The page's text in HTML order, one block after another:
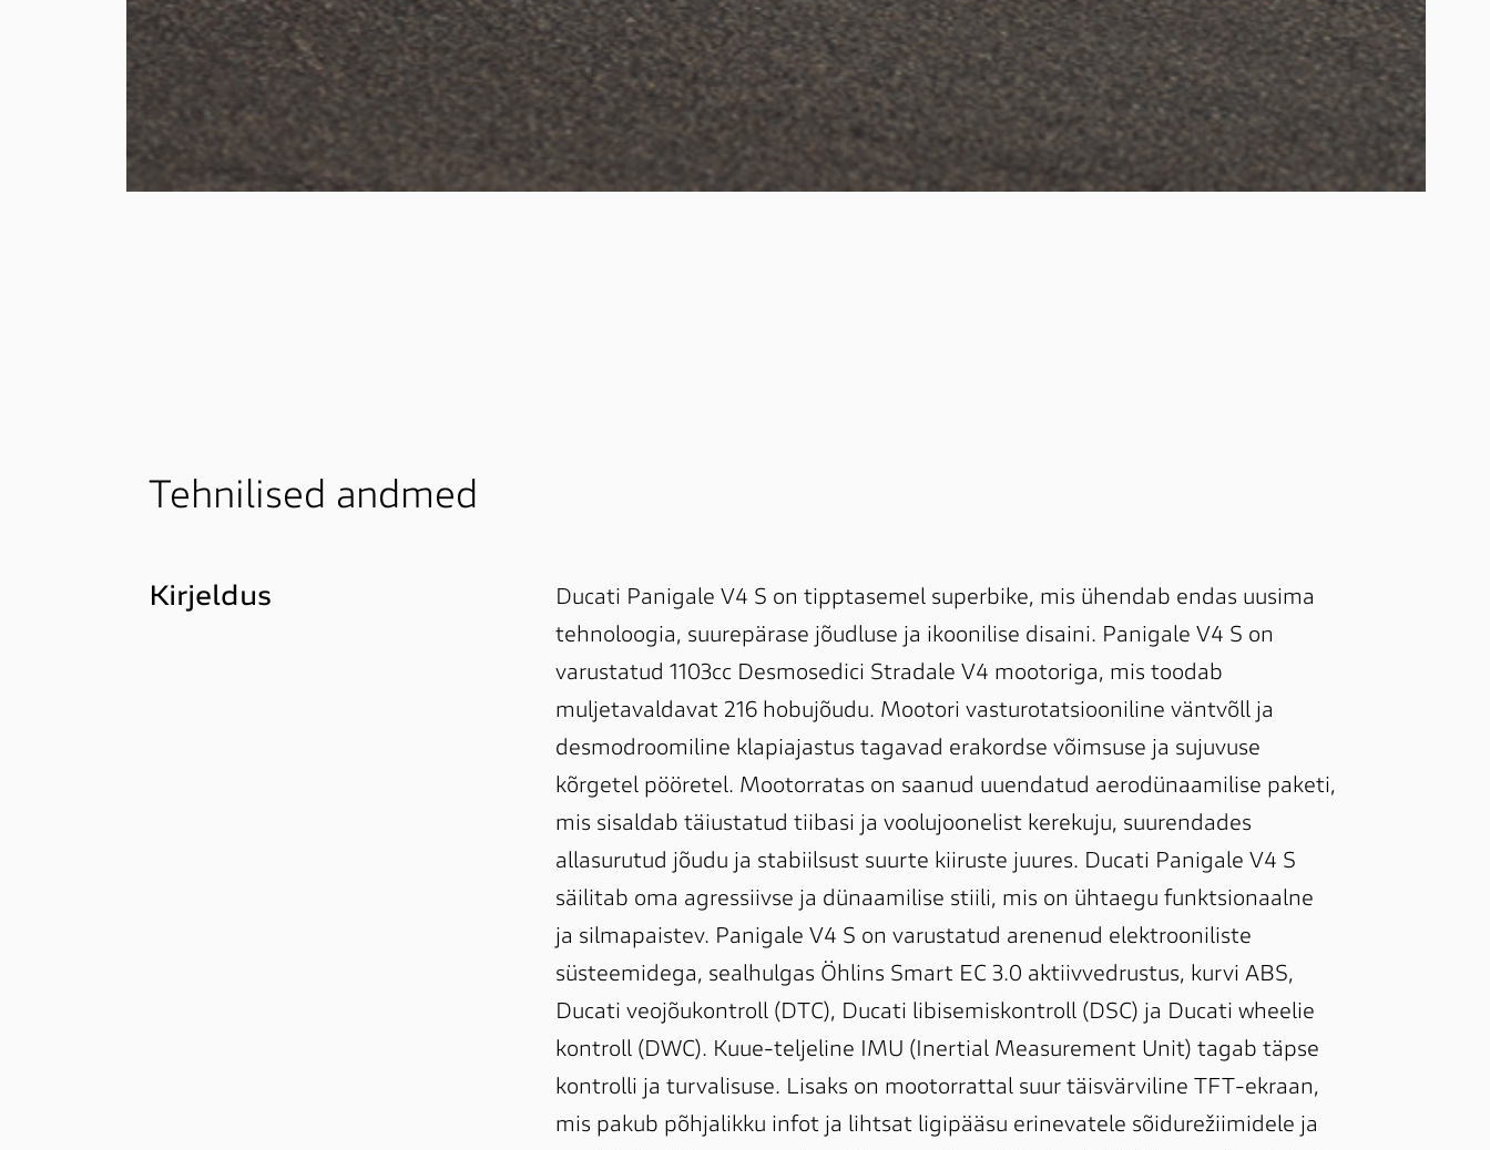
Tehnilised andmed
Kirjeldus
Ducati Panigale V4 S on tipptasemel superbike, mis ühendab endas uusima
tehnoloogia, suurepärase jõudluse ja ikoonilise disaini. Panigale V4 S on
varustatud 1103cc Desmosedici Stradale V4 mootoriga, mis toodab
muljetavaldavat 216 hobujõudu. Mootori vasturotatsiooniline väntvõll ja
desmodroomiline klapiajastus tagavad erakordse võimsuse ja sujuvuse
kõrgetel pööretel. Mootorratas on saanud uuendatud aerodünaamilise paketi,
mis sisaldab täiustatud tiibasi ja voolujoonelist kerekuju, suurendades
allasurutud jõudu ja stabiilsust suurte kiiruste juures. Ducati Panigale V4 S
säilitab oma agressiivse ja dünaamilise stiili, mis on ühtaegu funktsionaalne
ja silmapaistev. Panigale V4 S on varustatud arenenud elektrooniliste
süsteemidega, sealhulgas Öhlins Smart EC 3.0 aktiivvedrustus, kurvi ABS,
Ducati veojõukontroll (DTC), Ducati libisemiskontroll (DSC) ja Ducati wheelie
kontroll (DWC). Kuue-teljeline IMU (Inertial Measurement Unit) tagab täpse
kontrolli ja turvalisuse. Lisaks on mootorrattal suur täisvärviline TFT-ekraan,
mis pakub põhjalikku infot ja lihtsat ligipääsu erinevatele sõidurežiimidele ja